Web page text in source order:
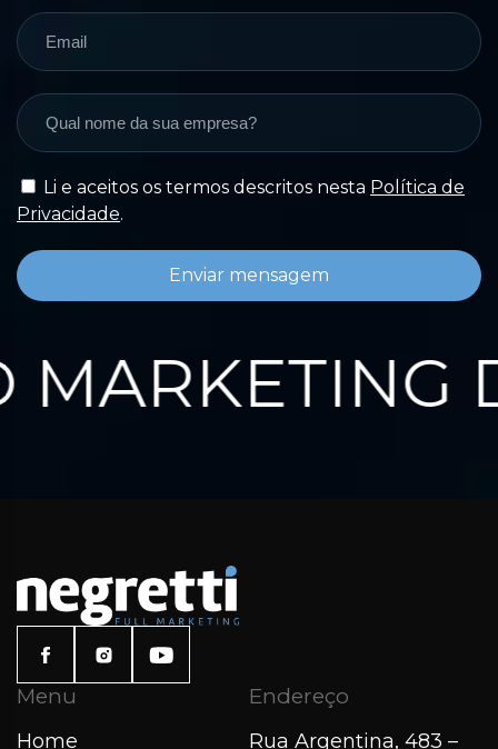
Li e aceitos os termos descritos nesta Política de
Privacidade.
Enviar mensagem
Menu
Home
Endereço
Rua Argentina, 483 –